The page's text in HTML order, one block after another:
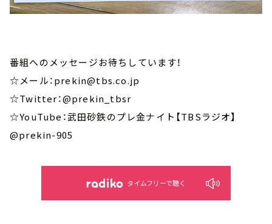
番組へのメッセージお待ちしています！
☆メール：prekin@tbs.co.jp
☆Twitter：@prekin_tbsr
☆YouTube：武田砂鉄のプレ金ナイト【TBSラジオ】
@prekin-905
タイムフリーで聴く